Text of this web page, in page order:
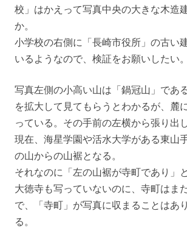
校」はかえって写真中央の大きな木造
か。
小学校の右側に「長崎市役所」の古い
いるようなので、検証をお願いしたい。
写真左側の小高い山は「鍋冠山」であ
を拡大して見てもらうとわかるが、麓
っている。その手前の左横から張り出
現在、海星学園や活水大学がある東山
の山からの山裾となる。
それなのに「左の山裾が寺町であり」
大徳寺も写っていないのに、寺町はま
で、「寺町」が写真に収まることはあ
る。